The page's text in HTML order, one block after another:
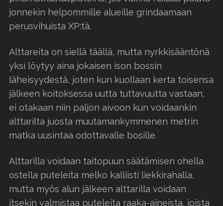
jonnekin helpommille alueille grindaamaan
perusvihuista XP:tä.
Alttareita on siellä täällä, mutta nyrkkisääntönä
yksi löytyy aina jokaisen ison bossin
läheisyydestä, joten kun kuollaan kerta toisensa
jälkeen koitoksessa uutta tuttavuutta vastaan,
ei otakaan niin paljon aivoon kun voidaankin
alttarilta juosta muutamankymmenen metrin
matka uusintaa odottavalle bosille.
Alttarilla voidaan taitopuun säätämisen ohella
ostella puteleita melko kalliisti liekkirahalla,
mutta myös alun jälkeen alttarilla voidaan
itsekin valmistaa puteleita raaka-aineista, joista